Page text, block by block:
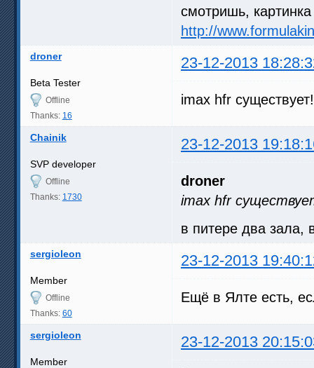
смотришь,
http://
droner 23-12-2013
Beta Tester
Offline
Thanks: 16
imax hfr
Chainik 23-12-2013
SVP developer
Offline
Thanks: 1730
droner
imax hfr
в питере два зала,
sergioleon 23-12-2013
Member
Offline
Thanks: 60
Ещё в Ялте есть,
sergioleon 23-12-2013
Member